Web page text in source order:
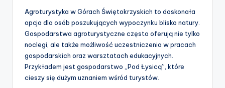
Agroturystyka w Górach Świętokrzyskich to doskonała
opcja dla osób poszukujących wypoczynku blisko natury.
Gospodarstwa agroturystyczne często oferują nie tylko
noclegi, ale także możliwość uczestniczenia w pracach
gospodarskich oraz warsztatach edukacyjnych.
Przykładem jest gospodarstwo „Pod Łysicą”, które
cieszy się dużym uznaniem wśród turystów.